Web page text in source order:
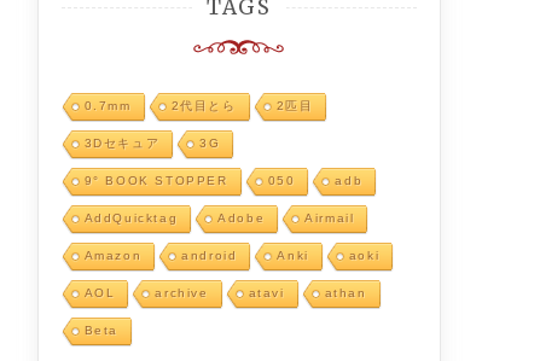
TAGS
0.7mm 2代目とら 2匹目
3Dセキュア 3G
9° BOOK STOPPER 050 adb
AddQuicktag Adobe Airmail
Amazon android Anki aoki
AOL archive atavi athan
Beta